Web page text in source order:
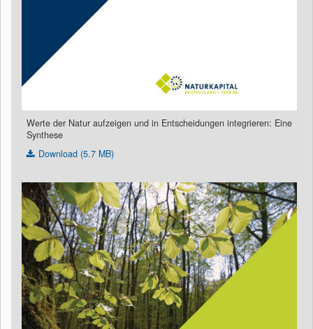
Werte der Natur aufzeigen und in Entscheidungen integrieren: Eine
Synthese
Download (5.7 MB)